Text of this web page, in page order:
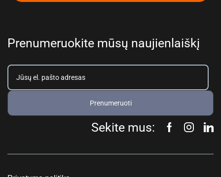
Prenumeruokite mūsų naujienlaiškį
Prenumeruoti
Sekite mus: